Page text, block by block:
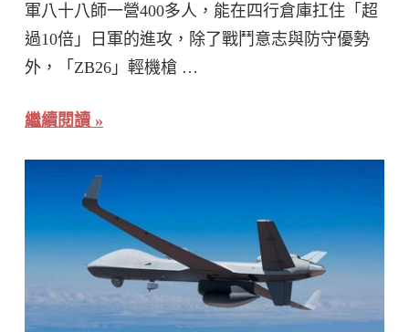
軍八十八師一營400多人，能在四行倉庫扛住「超
過10倍」日軍的進攻，除了戰鬥意志與防守優勢
外，「ZB26」輕機槍 …
繼續閱讀